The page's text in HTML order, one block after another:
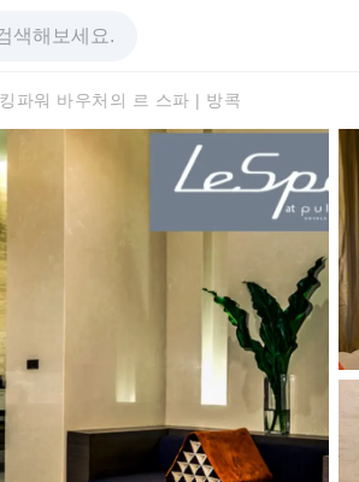
파워 바우처의 르 스파 | 방콕